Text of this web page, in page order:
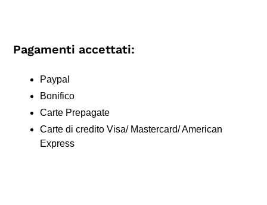
Pagamenti accettati:
Paypal
Bonifico
Carte Prepagate
Carte di credito Visa/ Mastercard/ American
Express